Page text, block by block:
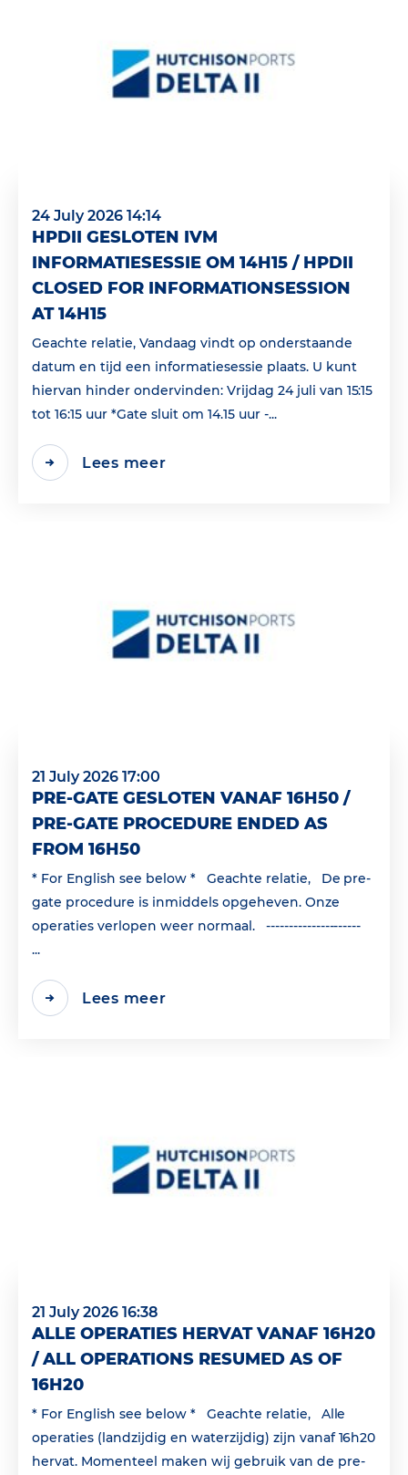
24 July 2026 14:14
HPDII GESLOTEN IVM
INFORMATIESESSIE OM 14H15 / HPDII
CLOSED FOR INFORMATIONSESSION
AT 14H15
Geachte relatie, Vandaag vindt op onderstaande
datum en tijd een informatiesessie plaats. U kunt
hiervan hinder ondervinden: Vrijdag 24 juli van 15:15
tot 16:15 uur *Gate sluit om 14.15 uur -...
Lees meer
21 July 2026 17:00
PRE-GATE GESLOTEN VANAF 16H50 /
PRE-GATE PROCEDURE ENDED AS
FROM 16H50
* For English see below * Geachte relatie, De pre-
gate procedure is inmiddels opgeheven. Onze
operaties verlopen weer normaal. ---------------------
...
Lees meer
21 July 2026 16:38
ALLE OPERATIES HERVAT VANAF 16H20
/ ALL OPERATIONS RESUMED AS OF
16H20
* For English see below * Geachte relatie, Alle
operaties (landzijdig en waterzijdig) zijn vanaf 16h20
hervat. Momenteel maken wij gebruik van de pre-